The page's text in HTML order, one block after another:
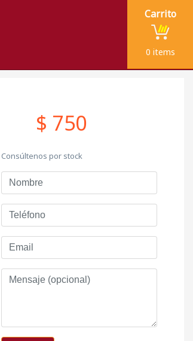
Carrito
0 items
$ 750
Consúltenos por stock
Nombre
Teléfono
Email
Mensaje